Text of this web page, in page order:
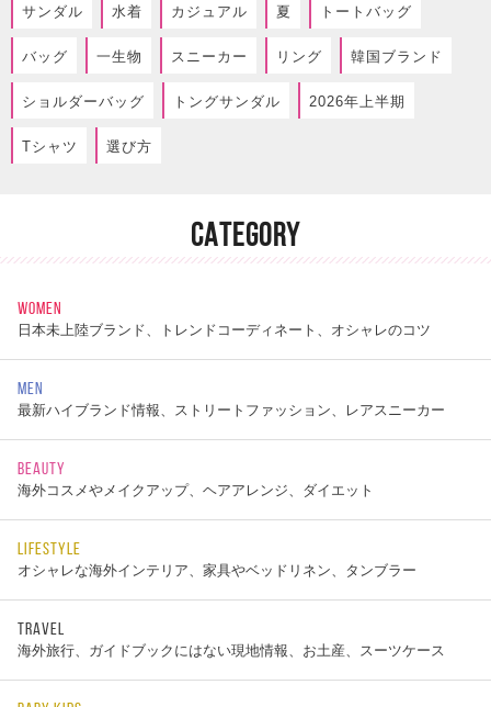
サンダル 水着 カジュアル 夏 トートバッグ
バッグ 一生物 スニーカー リング 韓国ブランド
ショルダーバッグ トングサンダル 2026年上半期
Tシャツ 選び方
CATEGORY
WOMEN
日本未上陸ブランド、トレンドコーディネート、オシャレのコツ
MEN
最新ハイブランド情報、ストリートファッション、レアスニーカー
BEAUTY
海外コスメやメイクアップ、ヘアアレンジ、ダイエット
LIFESTYLE
オシャレな海外インテリア、家具やベッドリネン、タンブラー
TRAVEL
海外旅行、ガイドブックにはない現地情報、お土産、スーツケース